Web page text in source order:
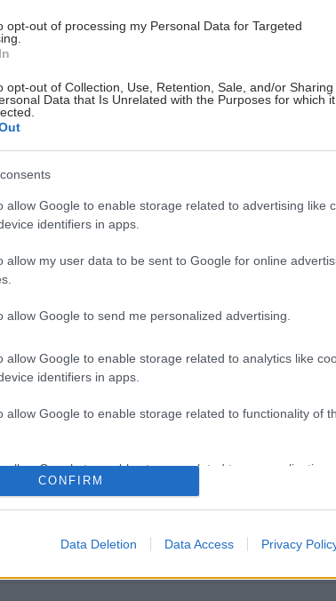
opt-out of processing my Personal Data for Targeted
opt-out of Collection, Use, Retention, Sale, and/or Sharing
Data that Is Unrelated with the Purposes for which it
allow Google to enable storage related to advertising like
identifiers in apps.
allow my user data to be sent to Google for online
allow Google to send me personalized advertising.
allow Google to enable storage related to analytics like
identifiers in apps.
allow Google to enable storage related to functionality of
allow Google to enable storage related to personalization.
allow Google to enable storage related to security,
CONFIRM
Data Deletion Data Access Privacy
3 παραγόντων
στη μέση ηλικία
13 χρόνια χωρίς άνοια
περπατήματος